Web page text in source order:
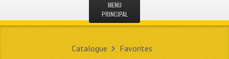
MENU
PRINCIPAL
Catalogue Favorites